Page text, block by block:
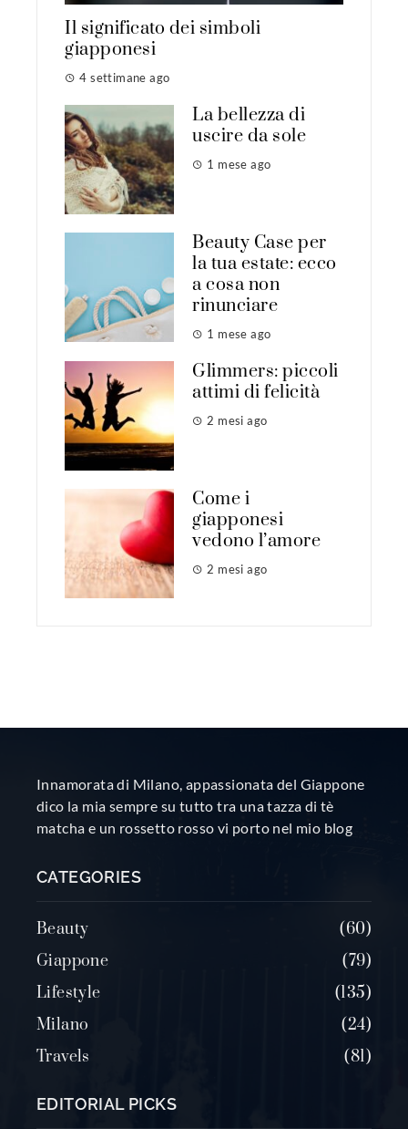
Il significato dei simboli
giapponesi
4 settimane ago
La bellezza di
uscire da sole
1 mese ago
Beauty Case per
la tua estate: ecco
a cosa non
rinunciare
1 mese ago
Glimmers: piccoli
attimi di felicità
2 mesi ago
Come i
giapponesi
vedono l’amore
2 mesi ago
Innamorata di Milano, appassionata del Giappone
dico la mia sempre su tutto tra una tazza di tè
matcha e un rossetto rosso vi porto nel mio blog
CATEGORIES
Beauty
60
Giappone
79
Lifestyle
135
Milano
24
Travels
81
EDITORIAL PICKS